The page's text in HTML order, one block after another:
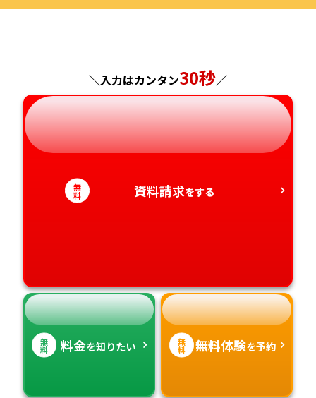
神奈川県
長野県
岐阜県
静岡県
愛知県
兵庫県
奈良県
和歌山県
広島県
山口県
徳島県
香川県
長崎県
熊本県
大分県
宮崎県
＼入力はカンタン30秒／
無
料 資料請求をする
無
料 料金を知りたい 無
料 無料体験を予約